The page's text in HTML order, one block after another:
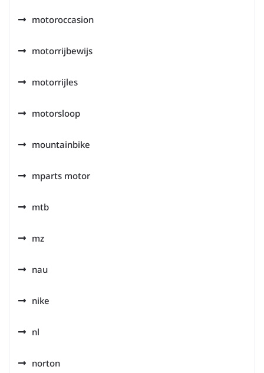
motoroccasion
motorrijbewijs
motorrijles
motorsloop
mountainbike
mparts motor
mtb
mz
nau
nike
nl
norton